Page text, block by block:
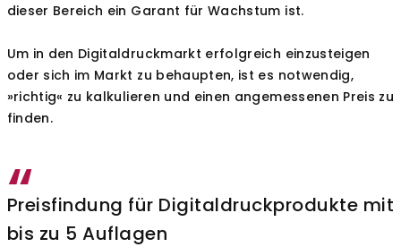
dieser Bereich ein Garant für Wachstum ist.
Um in den Digitaldruckmarkt erfolgreich einzusteigen
oder sich im Markt zu behaupten, ist es notwendig,
»richtig« zu kalkulieren und einen angemessenen Preis zu
finden.
Preisfindung für Digitaldruckprodukte mit
bis zu 5 Auflagen